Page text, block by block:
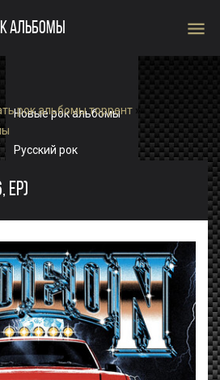
АЛЬБОМЫ menu
Новые рок альбомы
Русский рок
Зарубежный рок
Single
Рок альбомы
рок альбомы торрент »
EP)